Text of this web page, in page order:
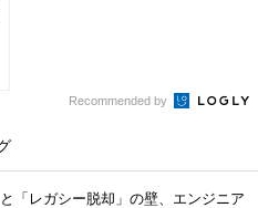
Recommended by
「レガシー脱却」の壁、エンジニア